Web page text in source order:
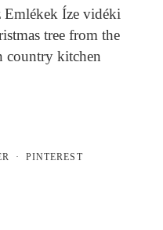
Emlékek Íze vidéki
tree from the
country kitchen
PINTEREST